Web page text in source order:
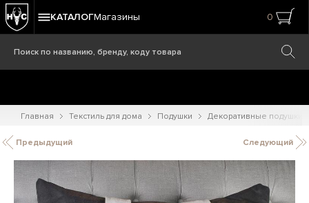
КАТАЛОГМагазины 0
Главная Текстиль для дома Подушки Декоративные подушки
Предыдущий Следующий